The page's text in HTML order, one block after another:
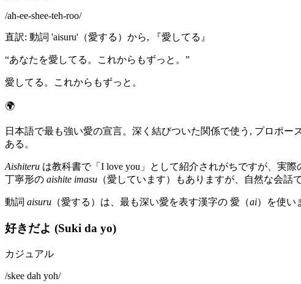
/ah-ee-shee-teh-roo/
直訳: 動詞 'aisuru'（愛する）から, 『愛してる』
“あなたを愛してる。これからもずっと。 ”
愛してる。これからもずっと。
🌍
日本語で最も強い愛の宣言。深く結びついた関係で使う, プロポ
ある。
Aishiteru は教科書で「I love you」として紹介されがちですが、実
丁寧形の aishite imasu （愛しています）もありますが、自然な会話
動詞 aisuru （愛する）は、最も深い愛を表す漢字の 愛（ai）を使い
好きだよ (Suki da yo)
カジュアル
/skee dah yoh/